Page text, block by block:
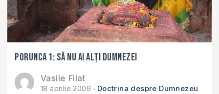
Porunca 1: Să nu ai alţi dumnezei
Vasile Filat
18 aprilie 2009 Doctrina despre Dumnezeu